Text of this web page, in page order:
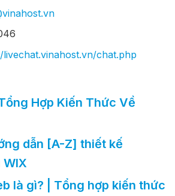
livechat.vinahost.vn/chat.php
Hợp Kiến Thức Về
dẫn [A-Z] thiết kế
WIX
là gì? | Tổng hợp kiến thức